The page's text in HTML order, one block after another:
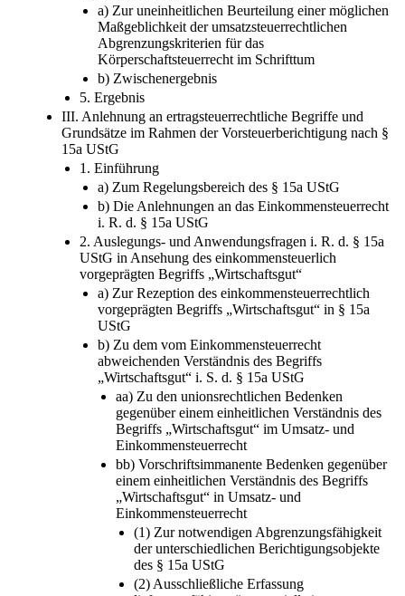
a) Zur uneinheitlichen Beurteilung einer möglichen
Maßgeblichkeit der umsatzsteuerrechtlichen
Abgrenzungskriterien für das
Körperschaftsteuerrecht im Schrifttum
b) Zwischenergebnis
5. Ergebnis
III. Anlehnung an ertragsteuerrechtliche Begriffe und
Grundsätze im Rahmen der Vorsteuerberichtigung nach §
15a UStG
1. Einführung
a) Zum Regelungsbereich des § 15a UStG
b) Die Anlehnungen an das Einkommensteuerrecht
i. R. d. § 15a UStG
2. Auslegungs- und Anwendungsfragen i. R. d. § 15a
UStG in Ansehung des einkommensteuerlich
vorgeprägten Begriffs „Wirtschaftsgut“
a) Zur Rezeption des einkommensteuerrechtlich
vorgeprägten Begriffs „Wirtschaftsgut“ in § 15a
UStG
b) Zu dem vom Einkommensteuerrecht
abweichenden Verständnis des Begriffs
„Wirtschaftsgut“ i. S. d. § 15a UStG
aa) Zu den unionsrechtlichen Bedenken
gegenüber einem einheitlichen Verständnis des
Begriffs „Wirtschaftsgut“ im Umsatz- und
Einkommensteuerrecht
bb) Vorschriftsimmanente Bedenken gegenüber
einem einheitlichen Verständnis des Begriffs
„Wirtschaftsgut“ in Umsatz- und
Einkommensteuerrecht
(1) Zur notwendigen Abgrenzungsfähigkeit
der unterschiedlichen Berichtigungsobjekte
des § 15a UStG
(2) Ausschließliche Erfassung